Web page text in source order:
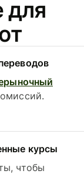
для
курсы
чтобы